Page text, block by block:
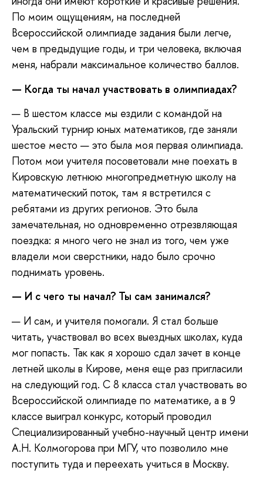
По моим ощущениям, на последней
Всероссийской олимпиаде задания были легче,
чем в предыдущие годы, и три человека, включая
меня, набрали максимальное количество баллов.
— Когда ты начал участвовать в олимпиадах?
— В шестом классе мы ездили с командой на
Уральский турнир юных математиков, где заняли
шестое место — это была моя первая олимпиада.
Потом мои учителя посоветовали мне поехать в
Кировскую летнюю многопредметную школу на
математический поток, там я встретился с
ребятами из других регионов. Это была
замечательная, но одновременно отрезвляющая
поездка: я много чего не знал из того, чем уже
владели мои сверстники, надо было срочно
поднимать уровень.
— И с чего ты начал? Ты сам занимался?
— И сам, и учителя помогали. Я стал больше
читать, участвовал во всех выездных школах, куда
мог попасть. Так как я хорошо сдал зачет в конце
летней школы в Кирове, меня еще раз пригласили
на следующий год. С 8 класса стал участвовать во
Всероссийской олимпиаде по математике, а в 9
классе выиграл конкурс, который проводил
Специализированный учебно-научный центр имени
А.Н. Колмогорова при МГУ, что позволило мне
поступить туда и переехать учиться в Москву.